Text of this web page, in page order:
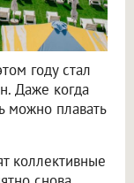
году стал
Даже когда
можно плавать
коллективные